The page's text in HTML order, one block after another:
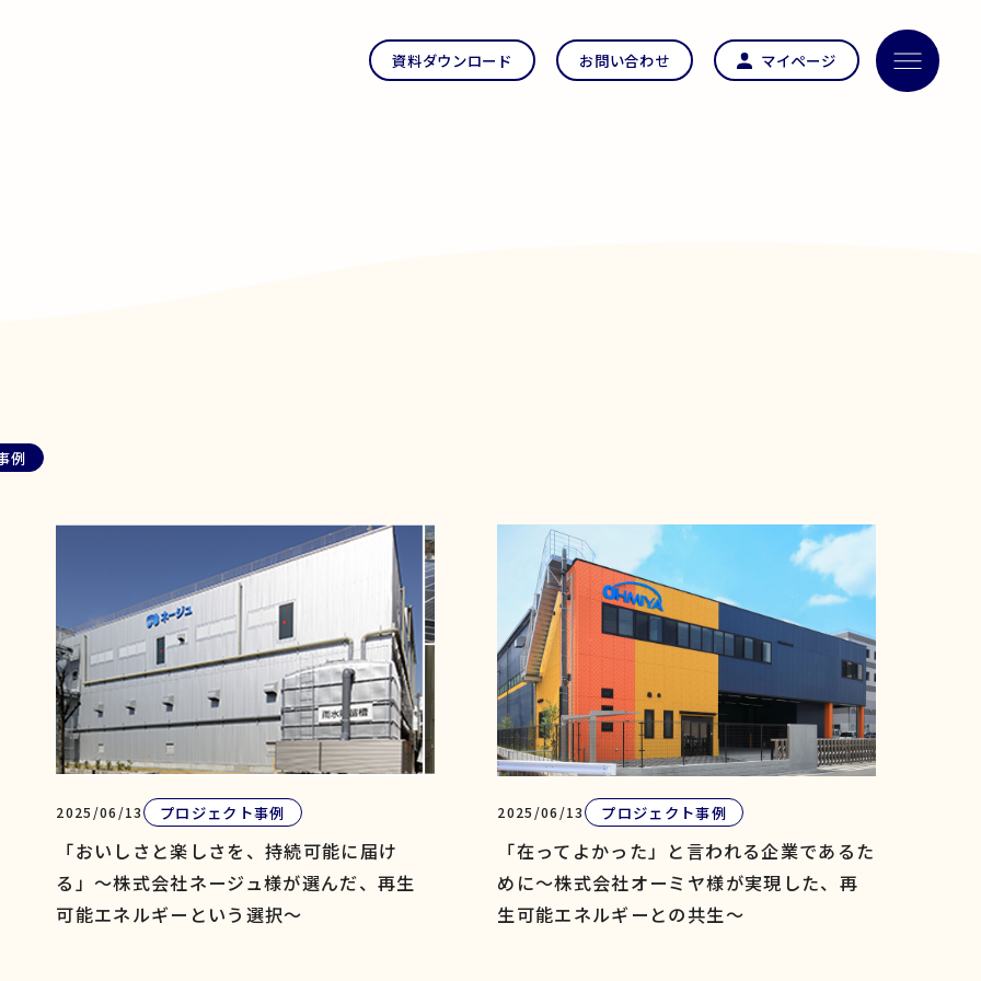
資料ダウンロード お問い合わせ マイページ
例
2025/06/13
プロジェクト事例
「おいしさと楽しさを、持続可能に届け
る」〜株式会社ネージュ様が選んだ、再生
可能エネルギーという選択～
2025/06/13
プロジェクト事例
「在ってよかった」と言われる企業であるた
めに～株式会社オーミヤ様が実現した、再
生可能エネルギーとの共生～